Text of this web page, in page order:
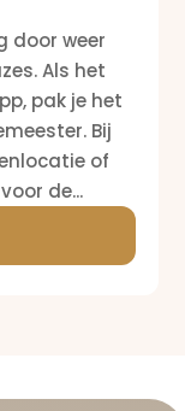
door weer
Als het
pak je het
Bij
of
de...